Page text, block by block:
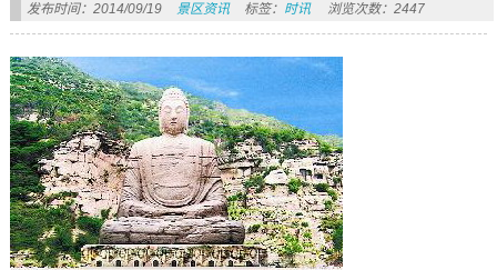
发布时间：2014/09/19 景区资讯 标签： 时讯 浏览次数：2447